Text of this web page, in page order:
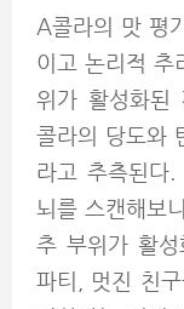
A콜라의 맛 평
이고 논리적 추
위가 활성화된
콜라의 당도와
라고 추측된다
뇌를 스캔해보
추 부위가 활
파티, 멋진 친